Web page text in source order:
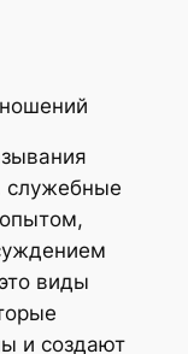
служебные
виды
и создают